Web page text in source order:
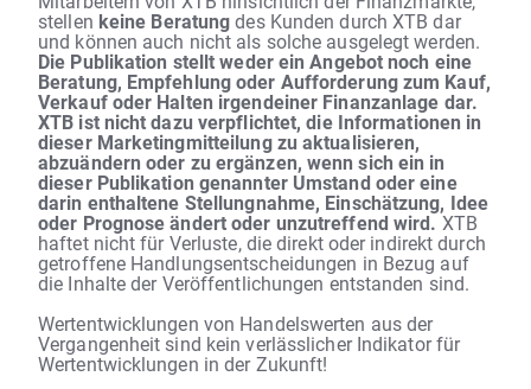
stellen keine Beratungdes Kunden durch XTB dar
und können auch nicht als solche ausgelegt werden.
Die Publikation stellt weder ein Angebot noch eine
Beratung, Empfehlung oder Aufforderung zum Kauf,
Verkauf oder Halten irgendeiner Finanzanlage dar.
XTB ist nicht dazu verpflichtet, die Informationen in
dieser Marketingmitteilung zu aktualisieren,
abzuändern oder zu ergänzen, wenn sich ein in
dieser Publikation genannter Umstand oder eine
darin enthaltene Stellungnahme, Einschätzung, Idee
oder Prognose ändert oder unzutreffend wird.XTB
haftet nicht für Verluste, die direkt oder indirekt durch
getroffene Handlungsentscheidungen in Bezug auf
die Inhalte der Veröffentlichungen entstanden sind.
Wertentwicklungen von Handelswerten aus der
Vergangenheit sind kein verlässlicher Indikator für
Wertentwicklungen in der Zukunft!